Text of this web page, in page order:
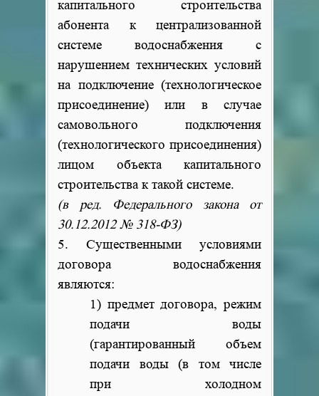
капитального строительства
абонента к централизованной
системе водоснабжения с
нарушением технических условий
на подключение (технологическое
присоединение) или в случае
самовольного подключения
(технологического присоединения)
лицом объекта капитального
строительства к такой системе.
(в ред. Федерального закона от
30.12.2012 № 318-ФЗ)
5. Существенными условиями
договора водоснабжения
являются:
1) предмет договора, режим
подачи воды
(гарантированный объем
подачи воды (в том числе
при холодном